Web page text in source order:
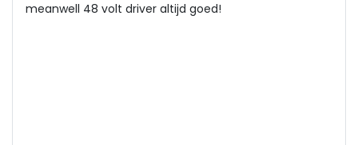
meanwell 48 volt driver altijd goed!